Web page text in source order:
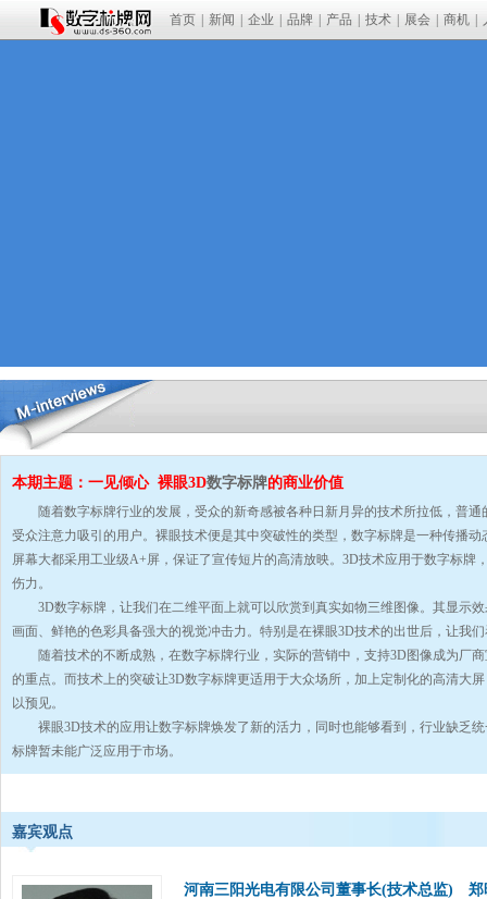
首页 新闻 企业 品牌 产品 技术 展会 商机
本期主题： 一见倾心 裸眼3D数字标牌的商业价值
随着数字标牌行业的发展，受众的新奇感被各种日新月异的技术所拉低，普通
受众注意力吸引的用户。裸眼技术便是其中突破性的类型， 数字标牌是一种传播动
屏幕大都采用工业级A+屏，保证了宣传短片的高清放映。3D技术应用于数字标牌
伤力。
3D数字标牌 ，让我们在二维平面上就可以欣赏到真实如物三维图像。其显示
画面、鲜艳的色彩具备强大的视觉冲击力。特别是在裸眼3D技术的出世后，让我
随着技术的不断成熟，在数字标牌行业，实际的营销中，支持3D图像成为厂
的重点。而技术上的突破让3D数字标牌更适用于大众场所，加上定制化的高清大
以预见。
裸眼3D技术的应用让数字标牌焕发了新的活力，同时也能够看到，行业缺乏
标牌暂未能广泛应用于市场。
嘉宾观点
河南三阳光电有限公司董事长(技术总监) 郑